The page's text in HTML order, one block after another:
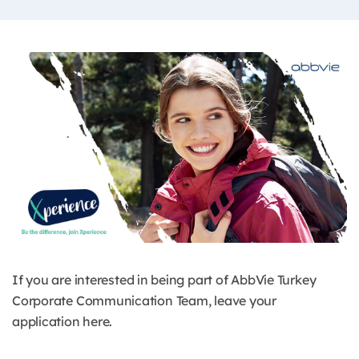
If you are interested in being part of AbbVie Turkey
Corporate Communication Team, leave your
application here.